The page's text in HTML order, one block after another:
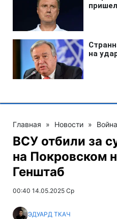
Главная » Новости »
ВСУ отбили за
на Покровском
Генштаб
00:40 14.05.2025 Ср
ЭДУАРД ТКАЧ